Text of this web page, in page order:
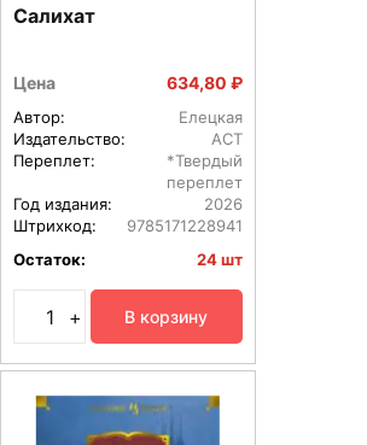
Салихат
Цена 634,80 ₽
Автор:
Елецкая
Издательство:
АСТ
Переплет:
*Твердый
переплет
Год издания:
2026
Штрихкод:
9785171228941
Остаток:
24 шт
+ В корзину